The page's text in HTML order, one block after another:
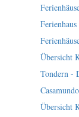
Übersicht
Tondern -
Übersicht